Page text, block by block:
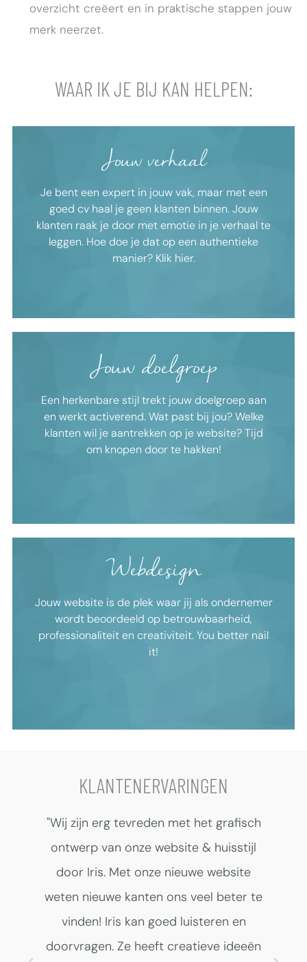
overzicht creëert en in praktische stappen jouw
merk neerzet.
WAAR IK JE BIJ KAN HELPEN:
Jouw verhaal
Je bent een expert in jouw vak, maar met een
goed cv haal je geen klanten binnen. Jouw
klanten raak je door met emotie in je verhaal te
leggen. Hoe doe je dat op een authentieke
manier? Klik hier.
VERTROUWEN WINNEN
We kruipen in de huid van jouw klant. Waar zijn zij
naar op zoek? Jouw unieke skills en aanpak vormen
de oplossing voor hun behoeften.
Jouw doelgroep
Een herkenbare stijl trekt jouw doelgroep aan
en werkt activerend. Wat past bij jou? Welke
klanten wil je aantrekken op je website? Tijd
om knopen door te hakken!
PRIKKEL JE DOELGROEP
Ik ontwerp een logo en stijlgids waarmee je jouw
doelgroep aanspreekt. Een herkenbare stijl werkt
activerend.
Webdesign
Jouw website is de plek waar jij als ondernemer
wordt beoordeeld op betrouwbaarheid,
professionaliteit en creativiteit. You better nail
it!
HAAL ALLES UIT JE WEBSITE
Geen 'visitekaartje', maar een website die verkoopt
en waar je trots op bent! Makkelijk zelf bij te houden
in Wordpress. Altijd met technische back-up!.
KLANTENERVARINGEN
"Wij zijn erg tevreden met het grafisch
ontwerp van onze website & huisstijl
door Iris. Met onze nieuwe website
weten nieuwe kanten ons veel beter te
vinden! Iris kan goed luisteren en
doorvragen. Ze heeft creatieve ideeën